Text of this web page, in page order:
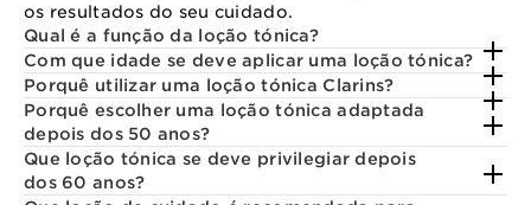
os resultados do seu cuidado.
Qual é a função da loção tónica?
Com que idade se deve aplicar uma loção tónica?
Porquê utilizar uma loção tónica Clarins?
Porquê escolher uma loção tónica adaptada
depois dos 50 anos?
Que loção tónica se deve privilegiar depois
dos 60 anos?